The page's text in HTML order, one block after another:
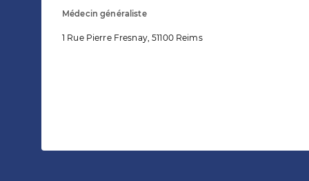
Médecin généraliste
1 Rue Pierre Fresnay, 51100 Reims